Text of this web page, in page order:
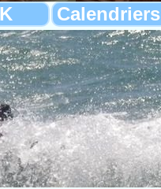
Calendriers